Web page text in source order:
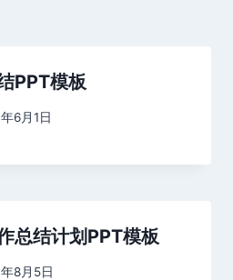
PPT模板
6月1日
总结计划PPT模板
8月5日